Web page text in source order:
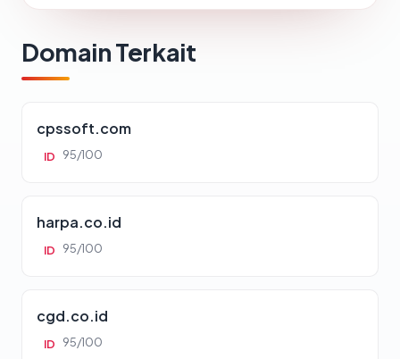
Domain Terkait
cpssoft.com
ID 95/100
harpa.co.id
ID 95/100
cgd.co.id
ID 95/100